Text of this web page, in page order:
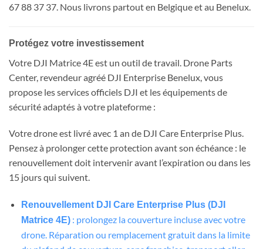
67 88 37 37. Nous livrons partout en Belgique et au Benelux.
Protégez votre investissement
Votre DJI Matrice 4E est un outil de travail. Drone Parts
Center, revendeur agréé DJI Enterprise Benelux, vous
propose les services officiels DJI et les équipements de
sécurité adaptés à votre plateforme :
Votre drone est livré avec 1 an de DJI Care Enterprise Plus.
Pensez à prolonger cette protection avant son échéance : le
renouvellement doit intervenir avant l’expiration ou dans les
15 jours qui suivent.
Renouvellement DJI Care Enterprise Plus (DJI
Matrice 4E): prolongez la couverture incluse avec votre
drone. Réparation ou remplacement gratuit dans la limite